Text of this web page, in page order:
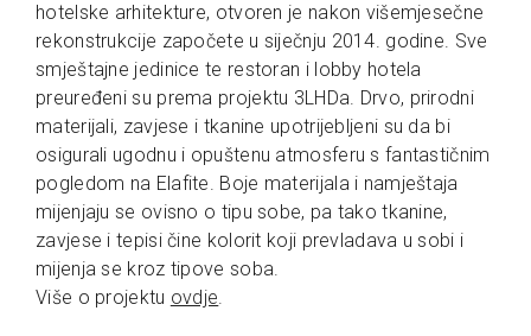
hotelske arhitekture, otvoren je nakon višemjesečne
rekonstrukcije započete u siječnju 2014. godine. Sve
smještajne jedinice te restoran i lobby hotela
preuređeni su prema projektu 3LHDa. Drvo, prirodni
materijali, zavjese i tkanine upotrijebljeni su da bi
osigurali ugodnu i opuštenu atmosferu s fantastičnim
pogledom na Elafite. Boje materijala i namještaja
mijenjaju se ovisno o tipu sobe, pa tako tkanine,
zavjese i tepisi čine kolorit koji prevladava u sobi i
mijenja se kroz tipove soba.
Više o projektu ovdje.